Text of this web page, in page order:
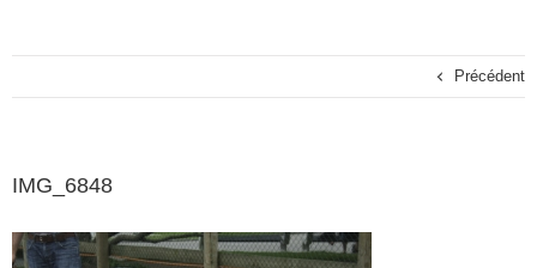
Précédent
IMG_6848